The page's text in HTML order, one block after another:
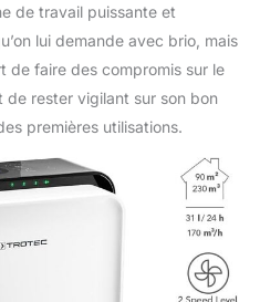
de travail puissante et
lui demande avec brio, mais
de faire des compromis sur le
rester vigilant sur son bon
premières utilisations.